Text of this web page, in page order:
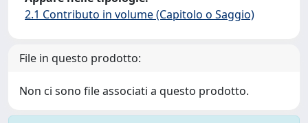
2.1 Contributo in volume (Capitolo o Saggio)
File in questo prodotto:
Non ci sono file associati a questo prodotto.